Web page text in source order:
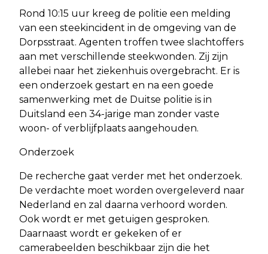
Rond 10:15 uur kreeg de politie een melding
van een steekincident in de omgeving van de
Dorpsstraat. Agenten troffen twee slachtoffers
aan met verschillende steekwonden. Zij zijn
allebei naar het ziekenhuis overgebracht. Er is
een onderzoek gestart en na een goede
samenwerking met de Duitse politie is in
Duitsland een 34-jarige man zonder vaste
woon- of verblijfplaats aangehouden.
Onderzoek
De recherche gaat verder met het onderzoek.
De verdachte moet worden overgeleverd naar
Nederland en zal daarna verhoord worden.
Ook wordt er met getuigen gesproken.
Daarnaast wordt er gekeken of er
camerabeelden beschikbaar zijn die het